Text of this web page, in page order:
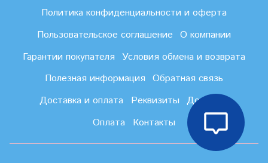
Политика конфиденциальности и оферта
Пользовательское соглашение О компании
Гарантии покупателя Условия обмена и возврата
Полезная информация Обратная связь
Доставка и оплата
Реквизиты Доставка
Оплата
Контакты